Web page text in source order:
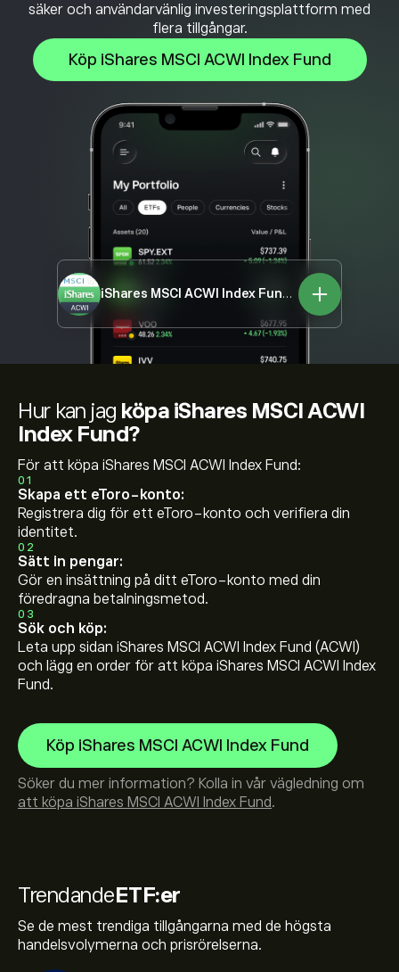
säker och användarvänlig investeringsplattform med
flera tillgångar.
Köp iShares MSCI ACWI Index Fund
iShares MSCI ACWI Index Fund ACWI
TrendandeETF:er
Se de mest trendiga tillgångarna med de högsta
handelsvolymerna och prisrörelserna.
Hur kan jag köpa iShares MSCI ACWI
Index Fund?
För att köpa iShares MSCI ACWI Index Fund:
01
Skapa ett eToro-konto:
Registrera dig för ett eToro-konto och verifiera din
identitet.
02
Sätt in pengar:
Gör en insättning på ditt eToro-konto med din
föredragna betalningsmetod.
03
Sök och köp:
Leta upp sidan iShares MSCI ACWI Index Fund (ACWI)
och lägg en order för att köpa iShares MSCI ACWI Index
Fund.
Köp iShares MSCI ACWI Index Fund
Söker du mer information? Kolla in vår vägledning om
att köpa iShares MSCI ACWI Index Fund.